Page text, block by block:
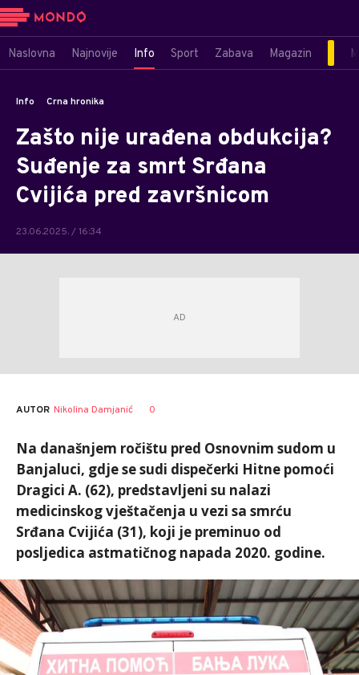
Naslovna Najnovije Info Sport Zabava Magazin
Info Crna hronika
Zašto nije urađena obdukcija?
Suđenje za smrt Srđana
Cvijića pred završnicom
23.06.2025. / 16:34
AUTOR Nikolina Damjanić 0
Na današnjem ročištu pred Osnovnim sudom u
Banjaluci, gdje se sudi dispečerki Hitne pomoći
Dragici A. (62), predstavljeni su nalazi
medicinskog vještačenja u vezi sa smrću
Srđana Cvijića (31), koji je preminuo od
posljedica astmatičnog napada 2020. godine.